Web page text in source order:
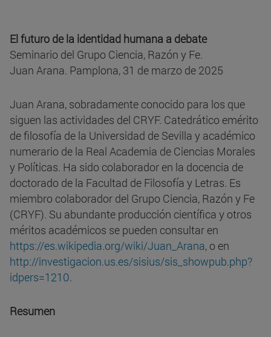
El futuro de la identidad humana a debate
Seminario del Grupo Ciencia, Razón y Fe.
Juan Arana. Pamplona, 31 de marzo de 2025
Juan Arana, sobradamente conocido para los que
siguen las actividades del CRYF. Catedrático emérito
de filosofía de la Universidad de Sevilla y académico
numerario de la Real Academia de Ciencias Morales
y Políticas. Ha sido colaborador en la docencia de
doctorado de la Facultad de Filosofía y Letras. Es
miembro colaborador del Grupo Ciencia, Razón y Fe
(CRYF). Su abundante producción científica y otros
méritos académicos se pueden consultar en
https://es.wikipedia.org/wiki/Juan_Arana, o en
http://investigacion.us.es/sisius/sis_showpub.php?
idpers=1210.
Resumen